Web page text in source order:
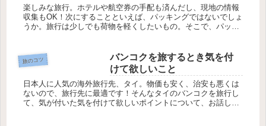
楽しみな旅行。ホテルや航空券の手配も済んだし、現地の情報
収集もOK！次にすることといえば、パッキングではないでしょ
うか。旅行は少しでも荷物を軽くしたいもの。そこで、パッキ
旅のコツ
バンコクを旅するとき気を付
けて欲しいこと
日本人に人気の海外旅行先、タイ。物価も安く、治安も悪くは
ないので、旅行先に最適です！そんなタイのバンコクを旅行し
て、気が付いた気を付けて欲しいポイントについて、お話した